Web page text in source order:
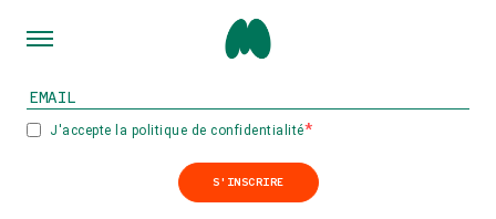
INSCRIVEZ-VOUS À NOTRE NEWSLETTER
J'accepte la politique de confidentialité
S'INSCRIRE